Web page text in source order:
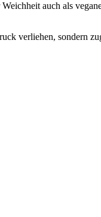
auch als
verliehen, sondern